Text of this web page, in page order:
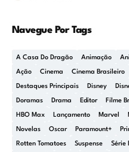
Navegue Por Tags
A Casa Do Dragão Animação
Ação Cinema Cinema Brasileiro
Destaques Principais Disney
Doramas Drama Editor Filme
HBO Max Lançamento Marvel
Novelas Oscar Paramount+
Rotten Tomatoes Suspense Série